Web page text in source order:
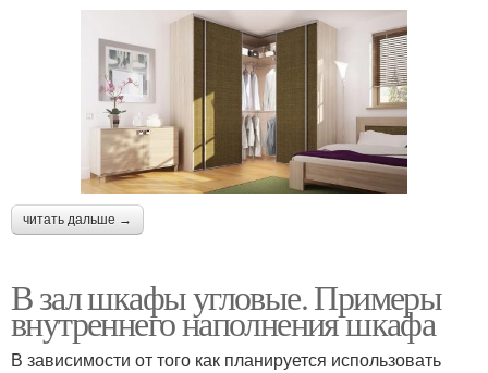
читать дальше →
В зал шкафы угловые. Примеры
внутреннего наполнения шкафа
В зависимости от того как планируется использовать